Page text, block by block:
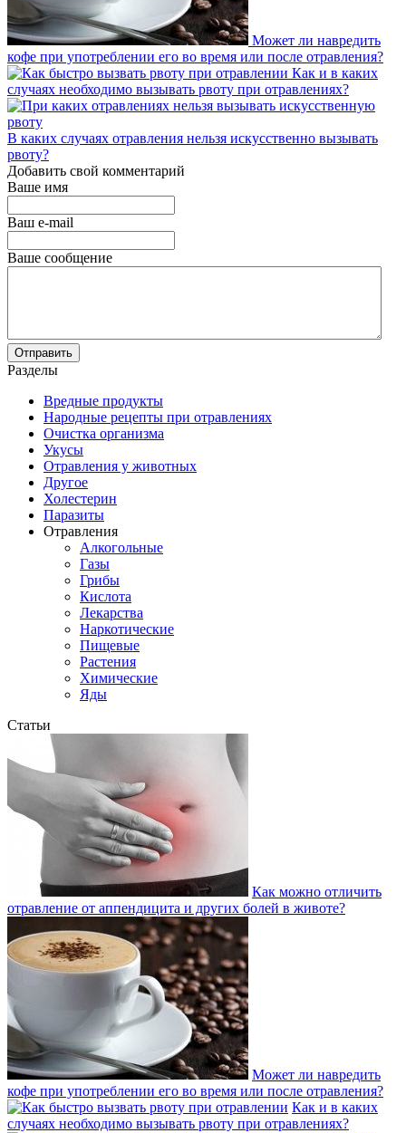
Может ли навредить
кофе при употреблении его во время или после отравления?
Как и в каких
случаях необходимо вызывать рвоту при отравлениях?
В каких случаях отравления нельзя искусственно вызывать
рвоту?
Добавить свой комментарий
Ваше имя
Ваш e-mail
Ваше сообщение
Разделы
Вредные продукты
Народные рецепты при отравлениях
Очистка организма
Укусы
Отравления у животных
Другое
Холестерин
Паразиты
Отравления
Алкогольные
Газы
Грибы
Кислота
Лекарства
Наркотические
Пищевые
Растения
Химические
Яды
Статьи
Как можно отличить
отравление от аппендицита и других болей в животе?
Может ли навредить
кофе при употреблении его во время или после отравления?
Как и в каких
случаях необходимо вызывать рвоту при отравлениях?